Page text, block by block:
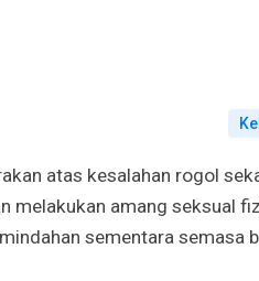
atas kesalahan rogol
melakukan amang seksual
sementara semasa